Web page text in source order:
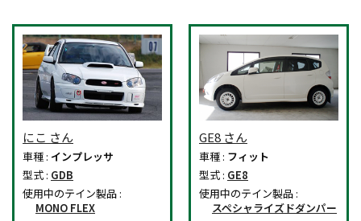
にこ さん
車種 : インプレッサ
型式 : GDB
使用中のテイン製品 :
MONO FLEX
GE8 さん
車種 : フィット
型式 : GE8
使用中のテイン製品 :
スペシャライズドダンパー